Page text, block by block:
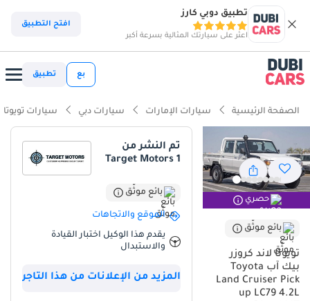
تطبيق دوبي كارز
اعثر على سيارتك المثالية بسرعة أكبر
افتح التطبيق
بع تطبيق
الصفحة الرئيسية سيارات الإمارات سيارات دبي سيارات تويوتا
حصري
بائع موثّق
تويوتا لاند كروزر
بيك آب Toyota
Land Cruiser Pick
up LC79 4.2L
تم النشر من
Target Motors 1
بائع موثّق
الموقع والاتجاهات
يقدم هذا الوكيل اختبار القيادة
والاستبدال
المزيد من الإعلانات من هذا التاجر